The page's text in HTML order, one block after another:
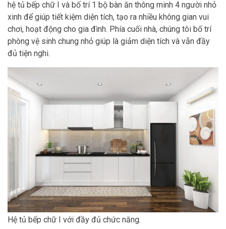
hệ tủ bếp chữ I và bố trí 1 bộ bàn ăn thông minh 4 người nhỏ
xinh để giúp tiết kiệm diện tích, tạo ra nhiều không gian vui
chơi, hoạt động cho gia đình. Phía cuối nhà, chúng tôi bố trí
phòng vệ sinh chung nhỏ giúp là giảm diện tích và vẫn đầy
đủ tiện nghi.
Hệ tủ bếp chữ I với đầy đủ chức năng.